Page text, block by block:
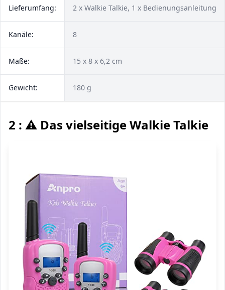
Lieferumfang: 2 x Walkie Talkie, 1 x Bedienungsanleitung
Kanäle: 8
Maße: 15 x 8 x 6,2 cm
Gewicht: 180 g
2 : ⚠️ Das vielseitige Walkie Talkie